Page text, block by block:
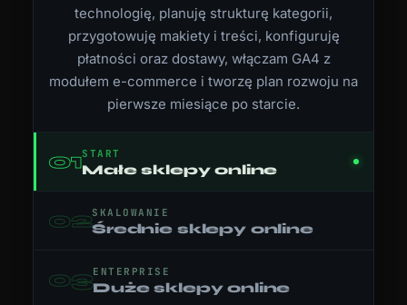
technologię, planuję strukturę kategorii,
przygotowuję makiety i treści, konfiguruję
płatności oraz dostawy, włączam GA4 z
modułem e-commerce i tworzę plan rozwoju na
pierwsze miesiące po starcie.
01START
Małe sklepy online
02SKALOWANIE
Średnie sklepy online
03ENTERPRISE
Duże sklepy online